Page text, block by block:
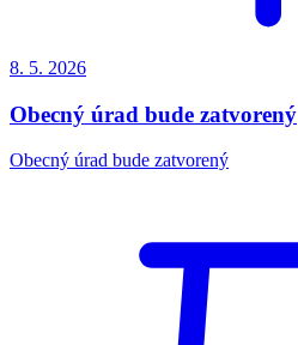
8. 5. 2026
Obecný úrad bude zatvorený
Obecný úrad bude zatvorený